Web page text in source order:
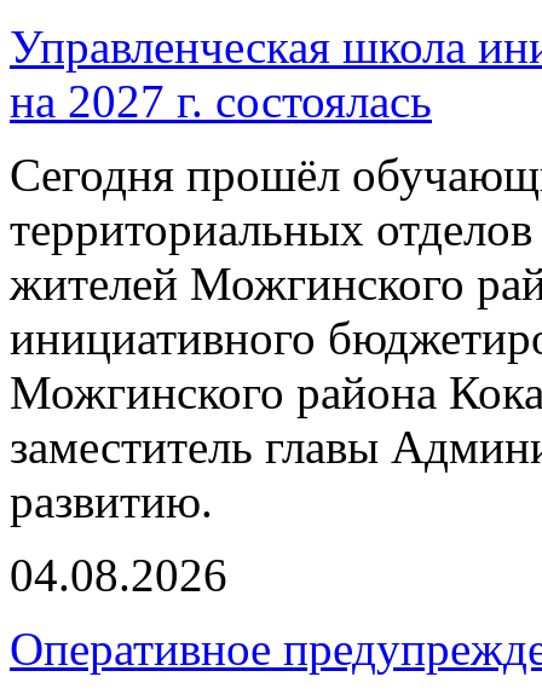
Управленческая школа
на 2027 г. состоялась
Сегодня прошёл
территориальных
жителей Можгинского
инициативного
Можгинского района
заместитель главы
развитию.
04.08.2026
Оперативное